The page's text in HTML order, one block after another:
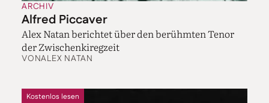
ARCHIV
Alfred Piccaver
Alex Natan berichtet über den berühmten Tenor
der Zwischenkiregzeit
VONALEX NATAN
Kostenlos lesen